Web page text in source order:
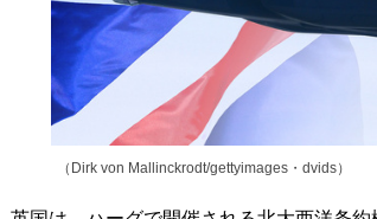
（Dirk von Mallinckrodt/gettyimages・dvids）